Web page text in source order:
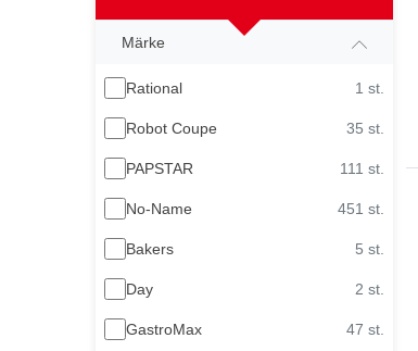
Märke
Rational 1 st.
Robot Coupe 35 st.
PAPSTAR 111 st.
No-Name 451 st.
Bakers 5 st.
Day 2 st.
GastroMax 47 st.